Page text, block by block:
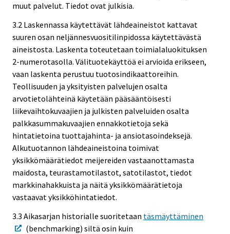
muut palvelut. Tiedot ovat julkisia.
3.2 Laskennassa käytettävät lähdeaineistot kattavat
suuren osan neljännesvuositilinpidossa käytettävästä
aineistosta. Laskenta toteutetaan toimialaluokituksen
2-numerotasolla. Välituotekäyttöä ei arvioida erikseen,
vaan laskenta perustuu tuotosindikaattoreihin.
Teollisuuden ja yksityisten palvelujen osalta
arvotietolähteinä käytetään pääsääntöisesti
liikevaihtokuvaajien ja julkisten palveluiden osalta
palkkasummakuvaajien ennakkotietoja sekä
hintatietoina tuottajahinta- ja ansiotasoindeksejä.
Alkutuotannon lähdeaineistoina toimivat
yksikkömäärätiedot meijereiden vastaanottamasta
maidosta, teurastamotilastot, satotilastot, tiedot
markkinahakkuista ja näitä yksikkömäärätietoja
vastaavat yksikköhintatiedot.
3.3 Aikasarjan historialle suoritetaan täsmäyttäminen
(benchmarking) siltä osin kuin